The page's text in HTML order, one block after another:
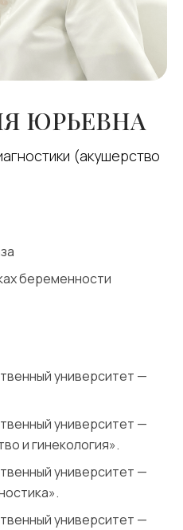
ЮРЬЕВНА
(акушерство
беременности
университет —
университет —
и гинекология».
университет —
университет —